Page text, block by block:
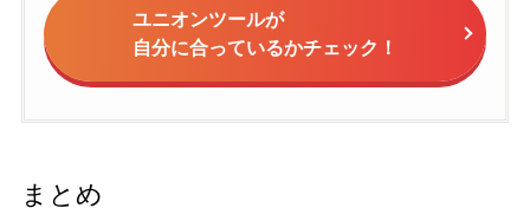
ユニオンツールが
自分に合っているかチェック！
まとめ